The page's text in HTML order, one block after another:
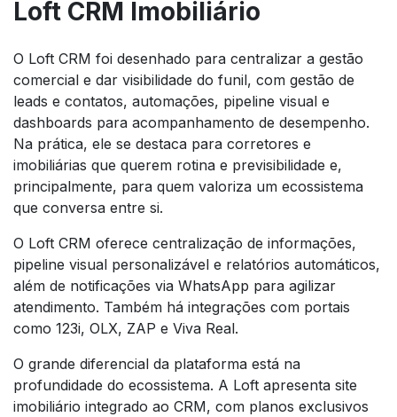
Loft CRM Imobiliário
O Loft CRM foi desenhado para centralizar a gestão
comercial e dar visibilidade do funil, com gestão de
leads e contatos, automações, pipeline visual e
dashboards para acompanhamento de desempenho.
Na prática, ele se destaca para corretores e
imobiliárias que querem rotina e previsibilidade e,
principalmente, para quem valoriza um ecossistema
que conversa entre si.
O Loft CRM oferece centralização de informações,
pipeline visual personalizável e relatórios automáticos,
além de notificações via WhatsApp para agilizar
atendimento. Também há integrações com portais
como 123i, OLX, ZAP e Viva Real.
O grande diferencial da plataforma está na
profundidade do ecossistema. A Loft apresenta site
imobiliário integrado ao CRM, com planos exclusivos